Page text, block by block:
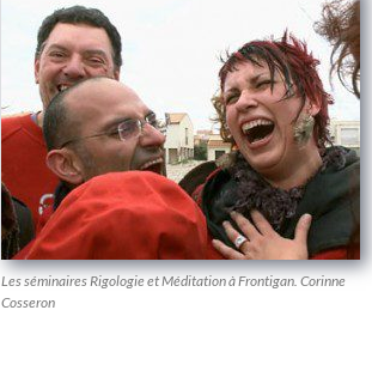
Les séminaires Rigologie et Méditation à Frontigan. Corinne
Cosseron